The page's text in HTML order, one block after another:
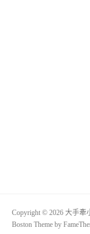
Copyright © 2026 大手牽
Boston Theme by